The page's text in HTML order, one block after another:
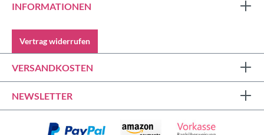
INFORMATIONEN
Vertrag widerrufen
VERSANDKOSTEN
NEWSLETTER